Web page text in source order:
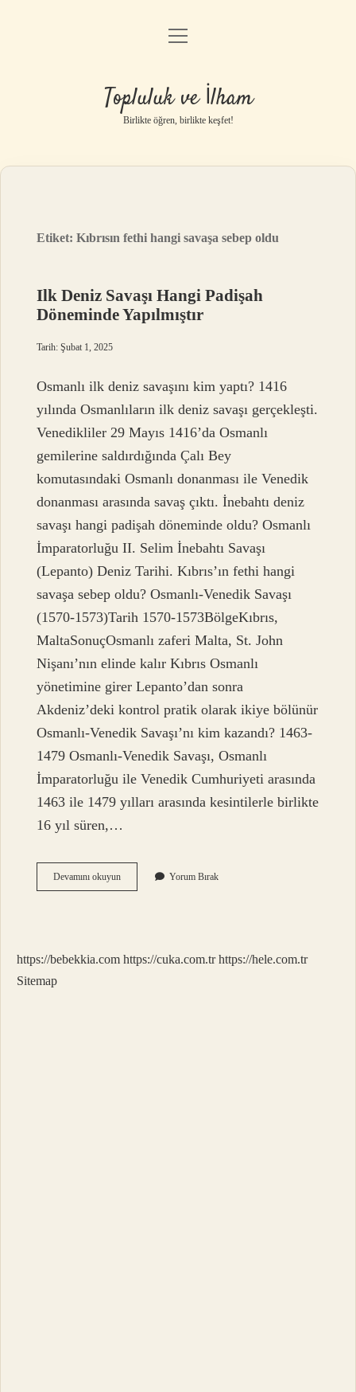
Anasayfa
Gizlilik Politikası
Yasal Uyarı
menüyü
Topluluk ve İlham
Birlikte öğren, birlikte keşfet!
Etiket:Kıbrısın fethi hangi savaşa sebep oldu
Ilk Deniz Savaşı Hangi Padişah
Döneminde Yapılmıştır
Tarih: Şubat 1, 2025
Osmanlı ilk deniz savaşını kim yaptı? 1416
yılında Osmanlıların ilk deniz savaşı gerçekleşti.
Venedikliler 29 Mayıs 1416’da Osmanlı
gemilerine saldırdığında Çalı Bey
komutasındaki Osmanlı donanması ile Venedik
donanması arasında savaş çıktı. İnebahtı deniz
savaşı hangi padişah döneminde oldu? Osmanlı
İmparatorluğu II. Selim İnebahtı Savaşı
(Lepanto) Deniz Tarihi. Kıbrıs’ın fethi hangi
savaşa sebep oldu? Osmanlı-Venedik Savaşı
(1570-1573)Tarih 1570-1573BölgeKıbrıs,
MaltaSonuçOsmanlı zaferi Malta, St. John
Nişanı’nın elinde kalır Kıbrıs Osmanlı
yönetimine girer Lepanto’dan sonra
Akdeniz’deki kontrol pratik olarak ikiye bölünür
Osmanlı-Venedik Savaşı’nı kim kazandı? 1463-
1479 Osmanlı-Venedik Savaşı, Osmanlı
İmparatorluğu ile Venedik Cumhuriyeti arasında
1463 ile 1479 yılları arasında kesintilerle birlikte
16 yıl süren,…
Devamını okuyunIlk
Deniz
Yapılmıştır
Yorum Bırak
https://bebekkia.com https://cuka.com.tr https://hele.com.tr
Sitemap